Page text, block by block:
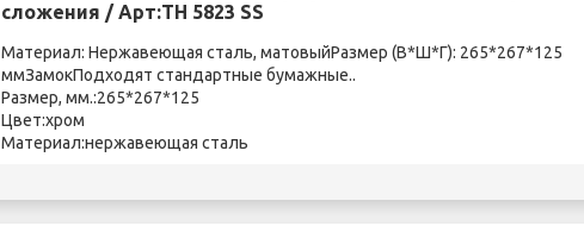
сложения / Арт:TH 5823 SS
Материал: Нержавеющая сталь, матовыйРазмер (В*Ш*Г): 265*267*125
ммЗамокПодходят стандартные бумажные..
Размер, мм.:265*267*125
Цвет:хром
Материал:нержавеющая сталь